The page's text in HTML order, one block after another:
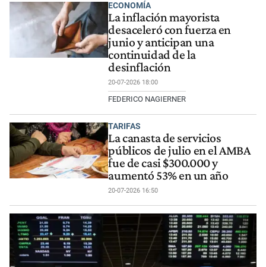
ECONOMÍA
La inflación mayorista
desaceleró con fuerza en
junio y anticipan una
continuidad de la
desinflación
20-07-2026 18:00
FEDERICO NAGIERNER
TARIFAS
La canasta de servicios
públicos de julio en el AMBA
fue de casi $300.000 y
aumentó 53% en un año
20-07-2026 16:50